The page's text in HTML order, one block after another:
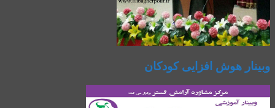
وبینار هوش افزایی کودکان